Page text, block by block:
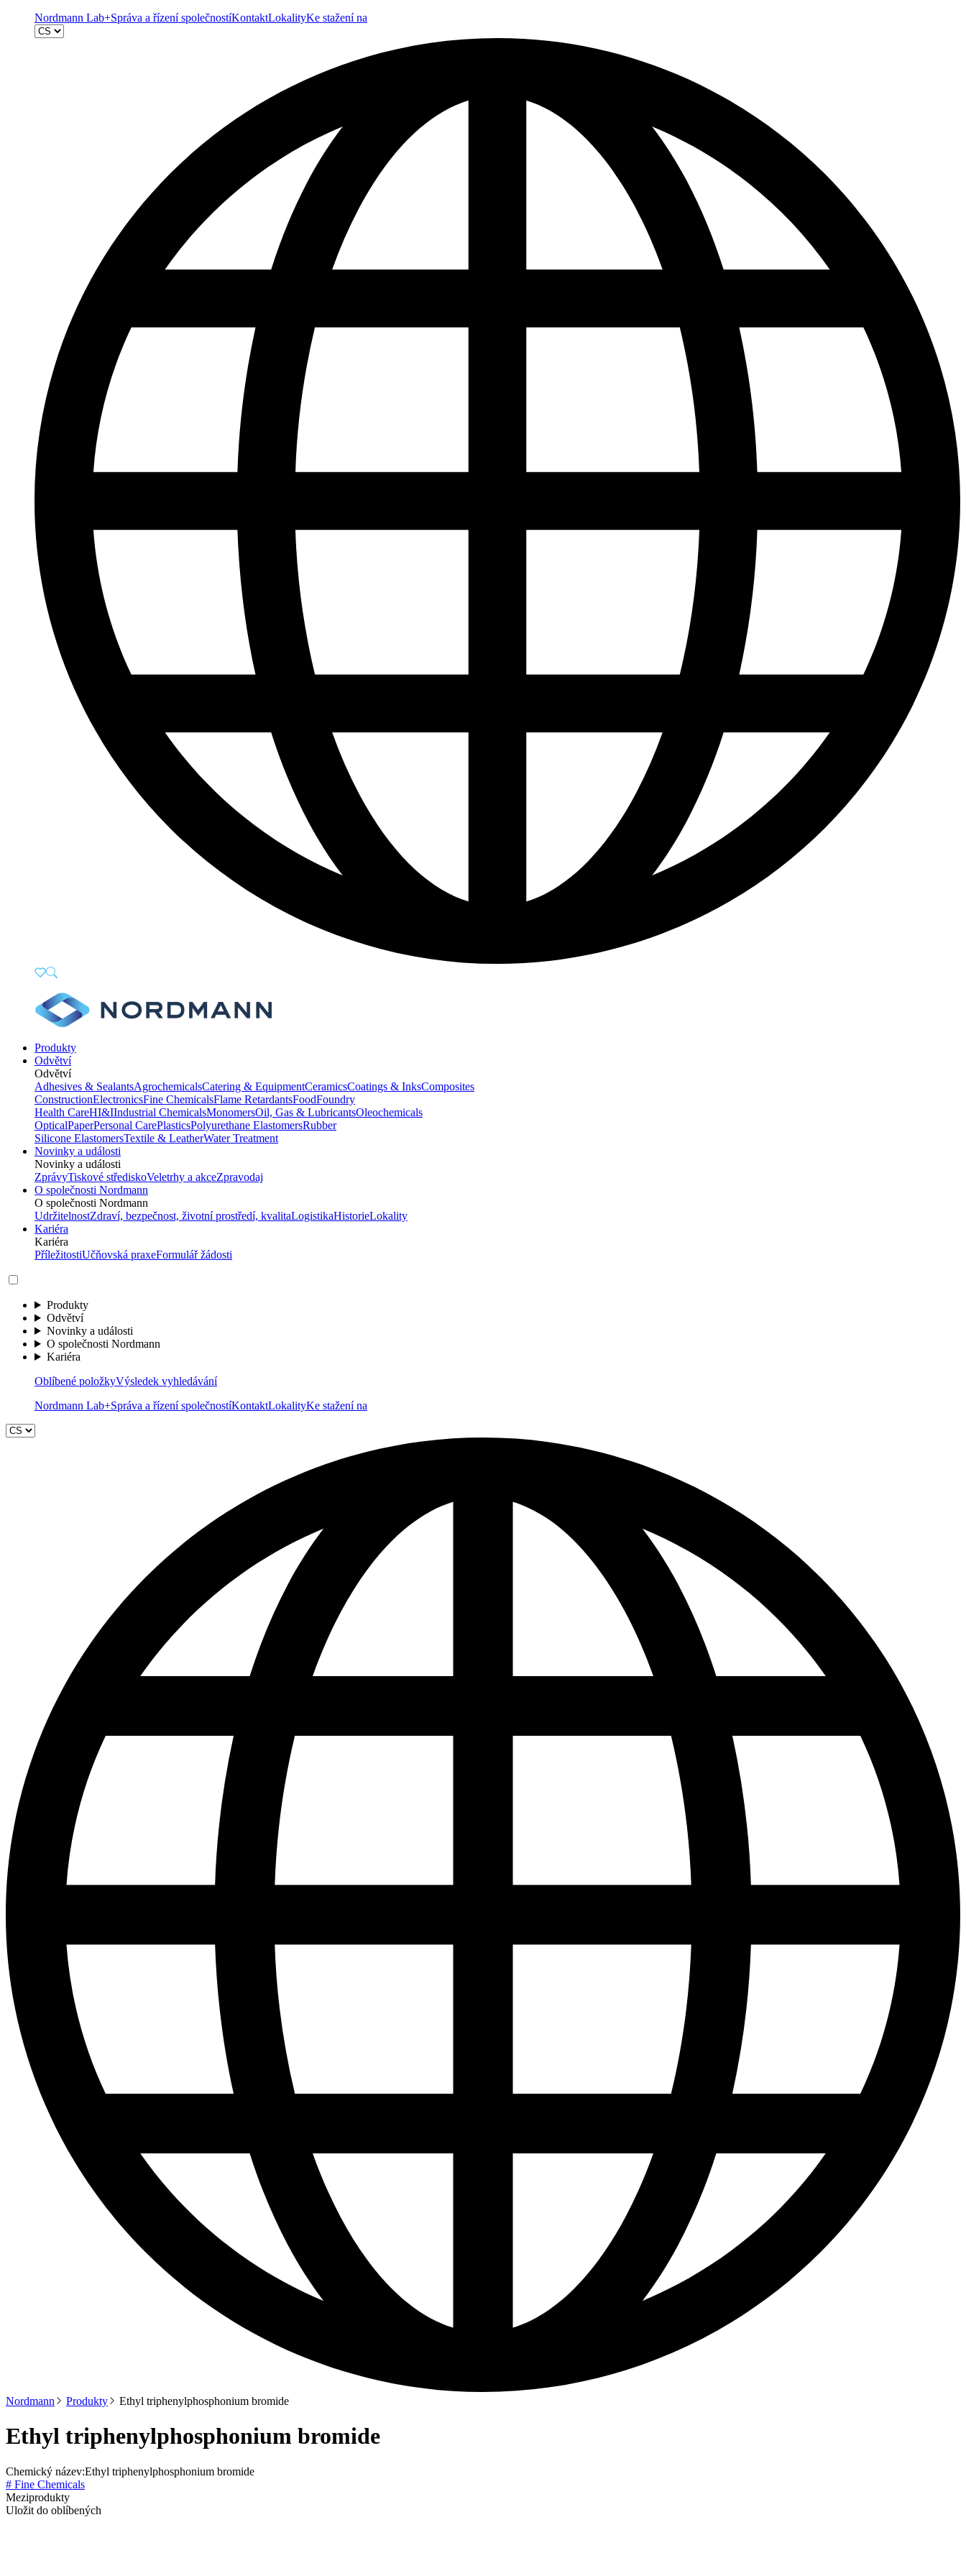
Nordmann Lab+Správa a řízení společnostíKontaktLokalityKe stažení na
Produkty
Odvětví
Odvětví
Adhesives & SealantsAgrochemicalsCatering & EquipmentCeramicsCoatings & InksComposites
ConstructionElectronicsFine ChemicalsFlame RetardantsFoodFoundry
Health CareHI&IIndustrial ChemicalsMonomersOil, Gas & LubricantsOleochemicals
OpticalPaperPersonal CarePlasticsPolyurethane ElastomersRubber
Silicone ElastomersTextile & LeatherWater Treatment
Novinky a události
Novinky a události
ZprávyTiskové střediskoVeletrhy a akceZpravodaj
O společnosti Nordmann
O společnosti Nordmann
UdržitelnostZdraví, bezpečnost, životní prostředí, kvalitaLogistikaHistorieLokality
Kariéra
Kariéra
PříležitostiUčňovská praxeFormulář žádosti
Produkty
Odvětví
Novinky a události
O společnosti Nordmann
Kariéra
Oblíbené položkyVýsledek vyhledávání
Nordmann Lab+Správa a řízení společnostíKontaktLokalityKe stažení na
Nordmann Produkty Ethyl triphenylphosphonium bromide
Ethyl triphenylphosphonium bromide
Chemický název:Ethyl triphenylphosphonium bromide
# Fine Chemicals
Meziprodukty
Uložit do oblíbených